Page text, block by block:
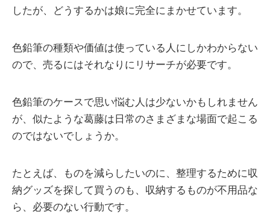
したが、どうするかは娘に完全にまかせています。
色鉛筆の種類や価値は使っている人にしかわからない
ので、売るにはそれなりにリサーチが必要です。
色鉛筆のケースで思い悩む人は少ないかもしれません
が、似たような葛藤は日常のさまざまな場面で起こる
のではないでしょうか。
たとえば、ものを減らしたいのに、整理するために収
納グッズを探して買うのも、収納するものが不用品な
ら、必要のない行動です。